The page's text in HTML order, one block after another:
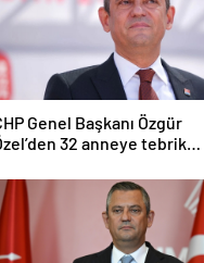
Genel Başkanı Özgür
32 anneye tebrik